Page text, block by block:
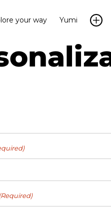
your way Yumi